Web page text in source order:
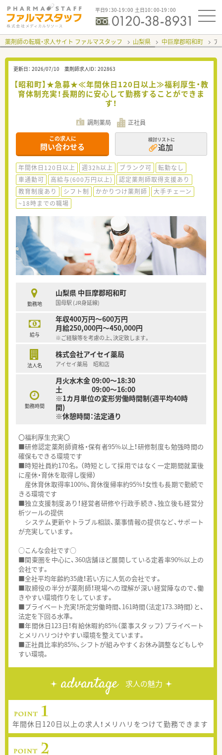
平日9：30-19：00 土日10：00-19：00
薬剤師の転職・求人サイト ファルマスタッフ 山梨県 中巨摩郡昭和町 ア
更新日： 2026/07/10 薬剤師求人ID： 202863
【昭和町】★急募★≪年間休日120日以上≫福利厚生・教
育体制充実！長期的に安心して勤務することができま
す！
調剤薬局 正社員
この求人に
問い合わせる
検討リストに
追加
年間休日120日以上 週32h以上 ブランク可
転勤なし
車通勤可
高給与(600万円以上)
認定薬剤師取得支援あり
教育制度あり
シフト制 かかりつけ薬剤師
大手チェーン
~18時までの職場
勤務地
山梨県 中巨摩郡昭和町
国母駅 (JR身延線)
給与
年収400万円～600万円
月給250,000円～450,000円
※ご経験等を考慮の上、決定致します。
法人名
株式会社アイセイ薬局
アイセイ薬局 昭和店
勤務時間
月火水木金 09:00～18:30
土 09:00～16:00
※1カ月単位の変形労働時間制(週平均40時
間)
※休憩時間：法定通り
〇福利厚生充実〇
■研修認定薬剤師資格・保有者95%以上！研修制度も勉強時間の
確保もできる環境です
■時短社員約170名。（時短として採用ではなく一定期間就業後
に産休・育休を取得し復帰）
産休育休取得率100%、育休復帰率約95%！女性も長期で勤続で
きる環境です
■独立支援制度あり！経営者研修や行政手続き、独立後も経営分
析ツールの提供
システム更新やトラブル相談、薬事情報の提供など、サポート
が充実しています。
○こんな会社です○
■関東圏を中心に、360店舗ほど展開している定着率90%以上の
会社です。
■全社平均年齢約35歳！若い方に人気の会社です。
■取締役の半分が薬剤師！現場への理解が深い経営陣なので、働
きやすい環境作りをしています。
■プライベート充実！所定労働時間、161時間（法定173.3時間）と、
法定を下回る水準。
■年間休日123日！有給休暇約85%（薬事スタッフ）プライベート
とメリハリつけやすい環境を整えています。
■正社員比率約85%、シフトが組みやすくお休み調整などもしや
すい環境。
advantage 求人の魅力
年間休日120日以上の求人！メリハリをつけて勤務できます